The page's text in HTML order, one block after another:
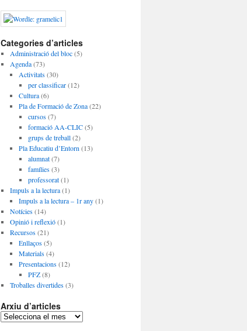
Categories d’articles
Administració del bloc(5)
Agenda(73)
Activitats(30)
per classificar(12)
Cultura(6)
Pla de Formació de Zona(22)
cursos(7)
formació AA-CLIC(5)
grups de treball(2)
Pla Educatiu d’Entorn (13)
alumnat(7)
famílies(3)
professorat(1)
Impuls a la lectura(1)
Impuls a la lectura – 1r any(1)
Notícies(14)
Opinió i reflexió(1)
Recursos(21)
Enllaços(5)
Materials(4)
Presentacions(12)
PFZ(8)
Troballes divertides(3)
Arxiu d’articles
A